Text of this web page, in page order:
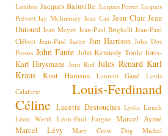
London Jacques Bainville Jacques Perret Jacques
Prévert Jay McInerney Jean Cau Jean Clair Jean
Dutourd Jean Meyer Jean-Paul Brighelli Jean-Paul
Clébert Jean-Paul Sartre Jim Harrison John Dos
Passos John Fante John Kennedy Toole Joris-
Karl Huysmans Jorn Riel Jules Renard Karl
Kraus
Knut Hamsun Laurent Gané
Louis
Calaferte
Louis-Ferdinand
Céline Lucette Destouches Lydia Lunch
Léon Werth
Léon-Paul Fargue Marcel Aymé
Marcel Lévy
Mary Crow Dog
Michel